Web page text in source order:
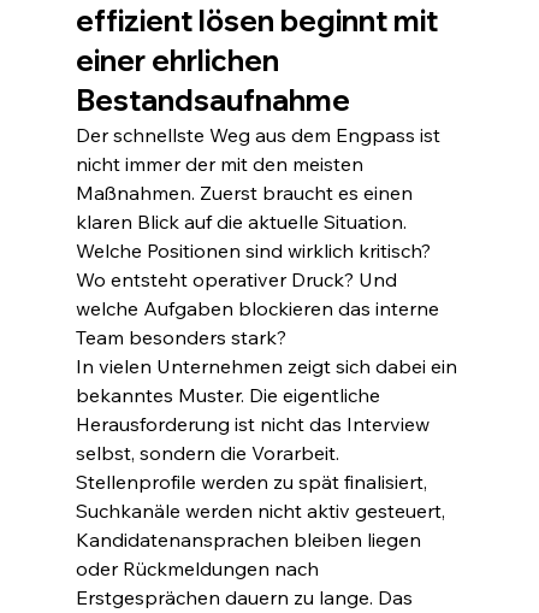
effizient lösen beginnt mit
einer ehrlichen
Bestandsaufnahme
Der schnellste Weg aus dem Engpass ist
nicht immer der mit den meisten
Maßnahmen. Zuerst braucht es einen
klaren Blick auf die aktuelle Situation.
Welche Positionen sind wirklich kritisch?
Wo entsteht operativer Druck? Und
welche Aufgaben blockieren das interne
Team besonders stark?
In vielen Unternehmen zeigt sich dabei ein
bekanntes Muster. Die eigentliche
Herausforderung ist nicht das Interview
selbst, sondern die Vorarbeit.
Stellenprofile werden zu spät finalisiert,
Suchkanäle werden nicht aktiv gesteuert,
Kandidatenansprachen bleiben liegen
oder Rückmeldungen nach
Erstgesprächen dauern zu lange. Das